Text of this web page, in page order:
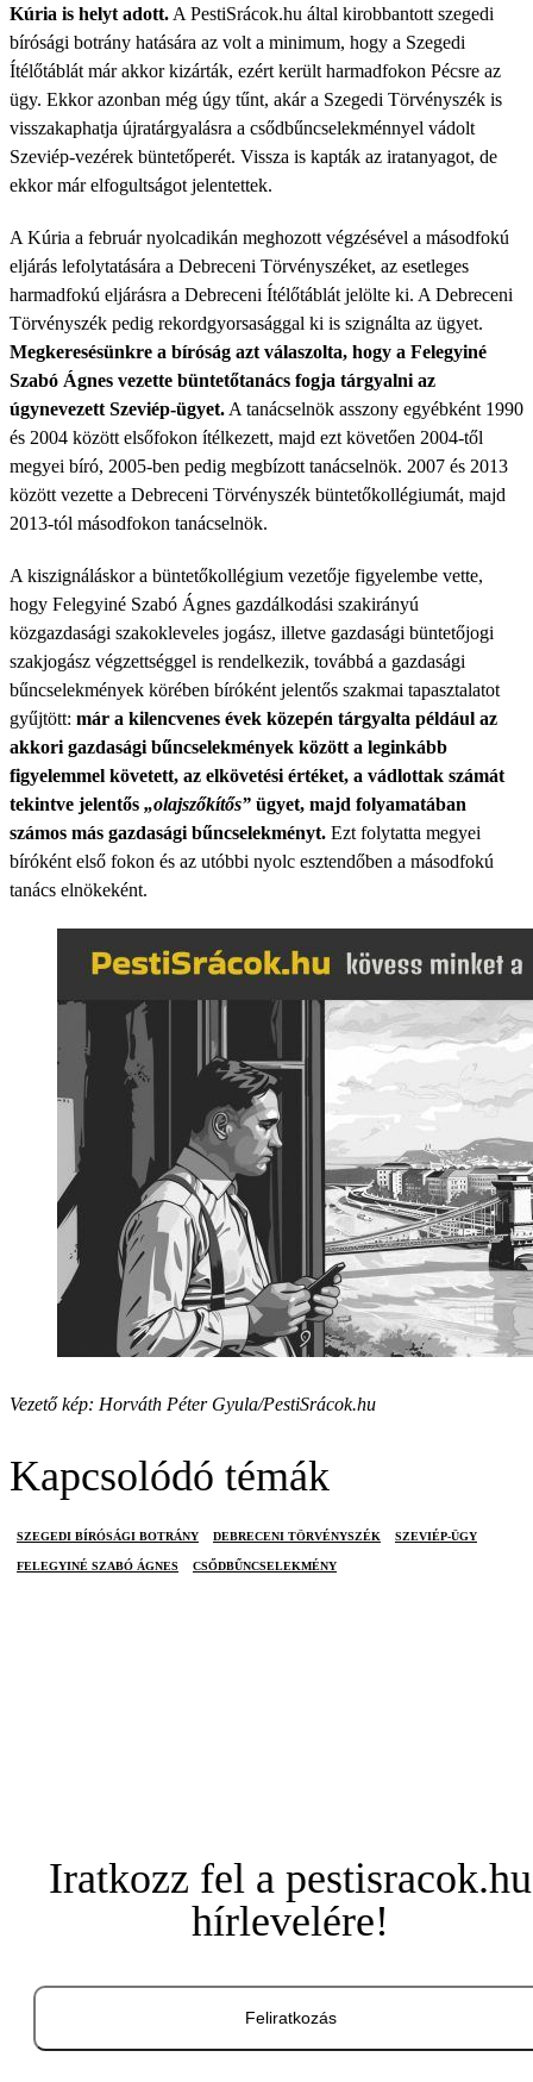
Kúria is helyt adott. A PestiSrácok.hu által kirobbantott szegedi
bírósági botrány hatására az volt a minimum, hogy a Szegedi
Ítélőtáblát már akkor kizárták, ezért került harmadfokon Pécsre az
ügy. Ekkor azonban még úgy tűnt, akár a Szegedi Törvényszék is
visszakaphatja újratárgyalásra a csődbűncselekménnyel vádolt
Szeviép-vezérek büntetőperét. Vissza is kapták az iratanyagot, de
ekkor már elfogultságot jelentettek.
A Kúria a február nyolcadikán meghozott végzésével a másodfokú
eljárás lefolytatására a Debreceni Törvényszéket, az esetleges
harmadfokú eljárásra a Debreceni Ítélőtáblát jelölte ki. A Debreceni
Törvényszék pedig rekordgyorsasággal ki is szignálta az ügyet.
Megkeresésünkre a bíróság azt válaszolta, hogy a Felegyiné
Szabó Ágnes vezette büntetőtanács fogja tárgyalni az
úgynevezett Szeviép-ügyet. A tanácselnök asszony egyébként 1990
és 2004 között elsőfokon ítélkezett, majd ezt követően 2004-től
megyei bíró, 2005-ben pedig megbízott tanácselnök. 2007 és 2013
között vezette a Debreceni Törvényszék büntetőkollégiumát, majd
2013-tól másodfokon tanácselnök.
A kiszignáláskor a büntetőkollégium vezetője figyelembe vette,
hogy Felegyiné Szabó Ágnes gazdálkodási szakirányú
közgazdasági szakokleveles jogász, illetve gazdasági büntetőjogi
szakjogász végzettséggel is rendelkezik, továbbá a gazdasági
bűncselekmények körében bíróként jelentős szakmai tapasztalatot
gyűjtött: már a kilencvenes évek közepén tárgyalta például az
akkori gazdasági bűncselekmények között a leginkább
figyelemmel követett, az elkövetési értéket, a vádlottak számát
tekintve jelentős „olajszőkítős” ügyet, majd folyamatában
számos más gazdasági bűncselekményt. Ezt folytatta megyei
bíróként első fokon és az utóbbi nyolc esztendőben a másodfokú
tanács elnökeként.
Vezető kép: Horváth Péter Gyula/PestiSrácok.hu
Kapcsolódó témák
SZEGEDI BÍRÓSÁGI BOTRÁNY DEBRECENI TÖRVÉNYSZÉK SZEVIÉP-ÜGY
FELEGYINÉ SZABÓ ÁGNES CSŐDBŰNCSELEKMÉNY
Iratkozz fel a pestisracok.hu
hírlevelére!
Feliratkozás